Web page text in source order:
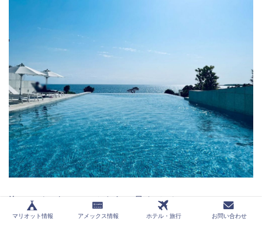
海とつながっているように見えるインフィニティ―
プール！
マリオット情報 アメックス情報 ホテル・旅行 お問い合わせ